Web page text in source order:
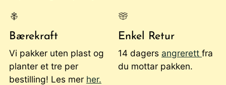
Bærekraft
Vi pakker uten plast og
planter et tre per
bestilling! Les mer her.
Enkel Retur
14 dagers angrerett fra
du mottar pakken.